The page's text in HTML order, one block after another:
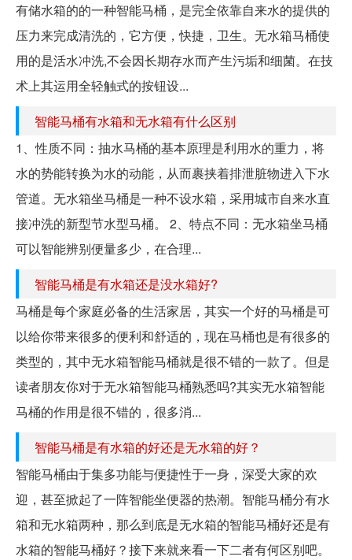
有储水箱的的一种智能马桶，是完全依靠自来水的提供的
压力来完成清洗的，它方便，快捷，卫生。无水箱马桶使
用的是活水冲洗,不会因长期存水而产生污垢和细菌。在技
术上其运用全轻触式的按钮设...
智能马桶有水箱和无水箱有什么区别
1、性质不同：抽水马桶的基本原理是利用水的重力，将
水的势能转换为水的动能，从而裹挟着排泄脏物进入下水
管道。无水箱坐马桶是一种不设水箱，采用城市自来水直
接冲洗的新型节水型马桶。 2、特点不同：无水箱坐马桶
可以智能辨别便量多少，在合理...
智能马桶是有水箱还是没水箱好?
马桶是每个家庭必备的生活家居，其实一个好的马桶是可
以给你带来很多的便利和舒适的，现在马桶也是有很多的
类型的，其中无水箱智能马桶就是很不错的一款了。但是
读者朋友你对于无水箱智能马桶熟悉吗?其实无水箱智能
马桶的作用是很不错的，很多消...
智能马桶是有水箱的好还是无水箱的好？
智能马桶由于集多功能与便捷性于一身，深受大家的欢
迎，甚至掀起了一阵智能坐便器的热潮。智能马桶分有水
箱和无水箱两种，那么到底是无水箱的智能马桶好还是有
水箱的智能马桶好？接下来就来看一下二者有何区别吧。